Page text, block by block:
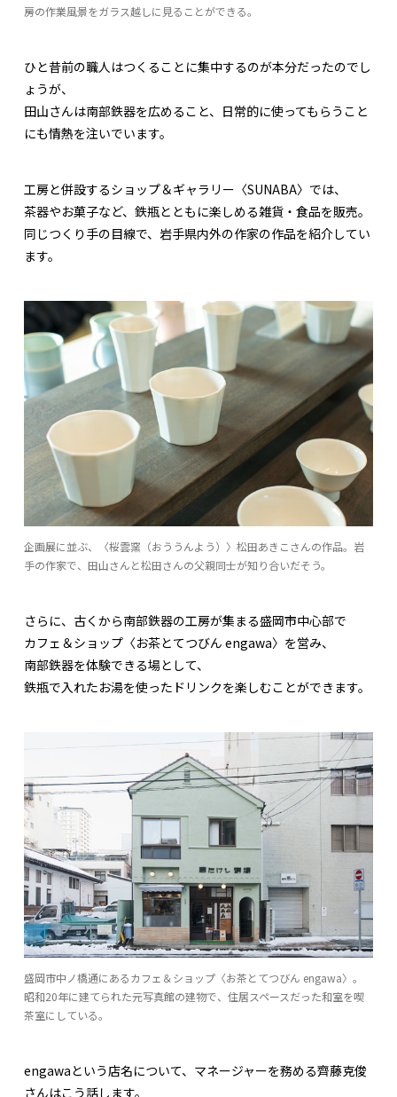
房の作業風景をガラス越しに見ることができる。
ひと昔前の職人はつくることに集中するのが本分だったのでし
ょうが、
田山さんは南部鉄器を広めること、日常的に使ってもらうこと
にも情熱を注いでいます。
工房と併設するショップ＆ギャラリー〈SUNABA〉では、
茶器やお菓子など、鉄瓶とともに楽しめる雑貨・食品を販売。
同じつくり手の目線で、岩手県内外の作家の作品を紹介してい
ます。
企画展に並ぶ、〈桜雲窯（おううんよう）〉松田あきこさんの作品。岩
手の作家で、田山さんと松田さんの父親同士が知り合いだそう。
さらに、古くから南部鉄器の工房が集まる盛岡市中心部で
カフェ＆ショップ〈お茶とてつびん engawa〉を営み、
南部鉄器を体験できる場として、
鉄瓶で入れたお湯を使ったドリンクを楽しむことができます。
盛岡市中ノ橋通にあるカフェ＆ショップ〈お茶とてつびん engawa〉。
昭和20年に建てられた元写真館の建物で、住居スペースだった和室を喫
茶室にしている。
engawaという店名について、マネージャーを務める齊藤克俊
さんはこう話します。